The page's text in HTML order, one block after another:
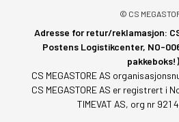
© CS
Adresse for retur/reklamasjon: CS
Postens Logistikcenter, NO-
pakkeboks!)
CS MEGASTORE AS
CS MEGASTORE AS er registrert i
TIMEVAT AS, org nr 921